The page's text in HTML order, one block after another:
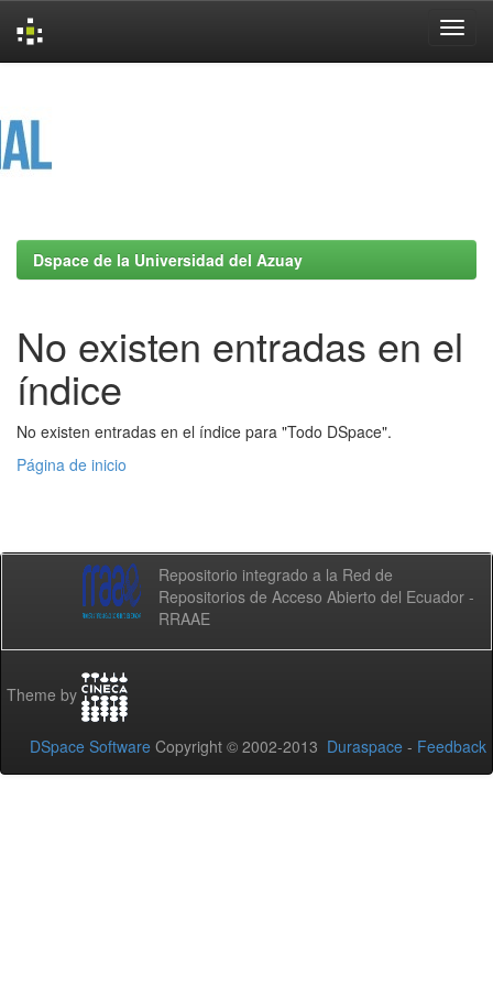
Dspace de la Universidad del Azuay
No existen entradas en el
índice
No existen entradas en el índice para "Todo DSpace".
Página de inicio
Repositorio integrado a la Red de
Repositorios de Acceso Abierto del Ecuador -
RRAAE
Theme by
DSpace Software Copyright © 2002-2013 Duraspace - Feedback